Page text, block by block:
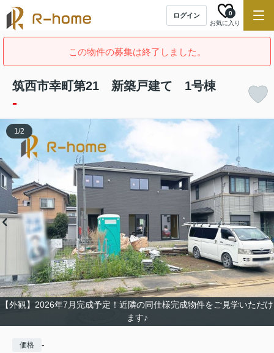
ログイン
お気に入り
0
この物件の募集は終了しました。
筑西市幸町第21 新築戸建て 1号棟
-
【外観】2026年7月完成予定！近隣の同仕様完成物件をご見学いただけ
ます♪
1/2
価格 -